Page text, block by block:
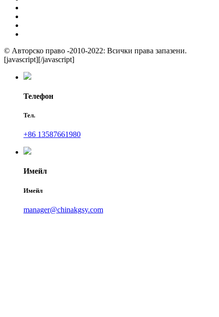
© Авторско право -2010-2022: Всички права запазени.
[javascript][/javascript]
Телефон
Тел.
+86 13587661980
Имейл
Имейл
manager@chinakgsy.com